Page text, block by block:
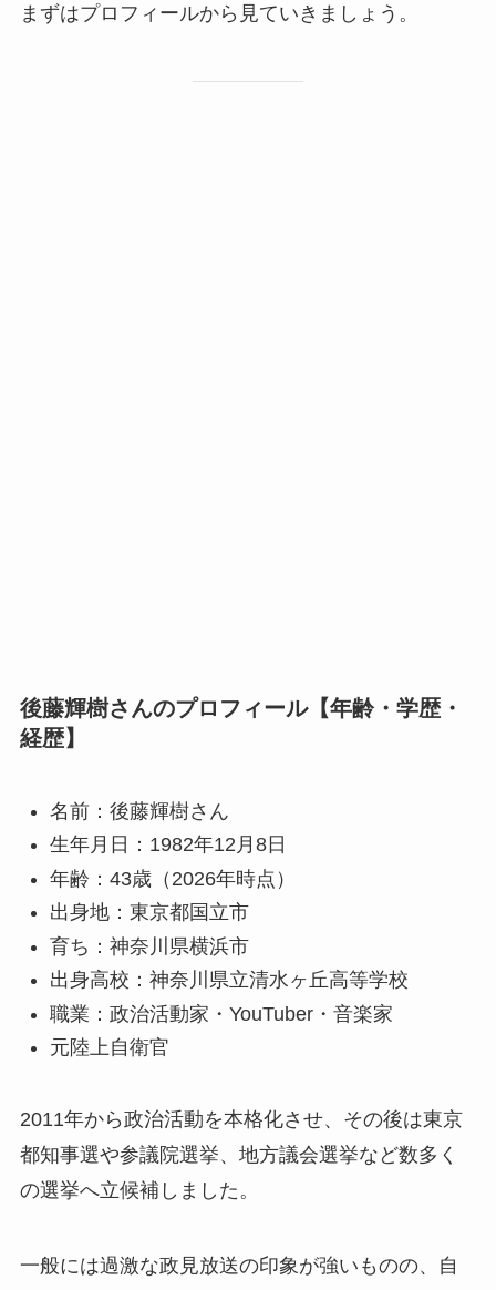
まずはプロフィールから見ていきましょう。
後藤輝樹さんのプロフィール【年齢・学歴・
経歴】
名前：後藤輝樹さん
生年月日：1982年12月8日
年齢：43歳（2026年時点）
出身地：東京都国立市
育ち：神奈川県横浜市
出身高校：神奈川県立清水ヶ丘高等学校
職業：政治活動家・YouTuber・音楽家
元陸上自衛官
2011年から政治活動を本格化させ、その後は東京
都知事選や参議院選挙、地方議会選挙など数多く
の選挙へ立候補しました。
一般には過激な政見放送の印象が強いものの、自